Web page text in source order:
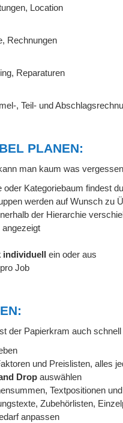
Location
Rechnungen
Reparaturen
, Teil- und
PLANEN:
man kaum was
oder Kategoriebaum findest
werden auf Wunsch zu
der Hierarchie
individuell ein oder aus
Job
der Papierkram auch schnell
und Preislisten, alles
Drop auswählen
Textpositionen
Zubehörlisten,
anpassen